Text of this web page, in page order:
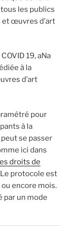
les publics
et œuvres d’art
19, aNa
à la
d’art
pour
à la
se passer
ici dans
droits de
protocole est
encore mois.
par un mode